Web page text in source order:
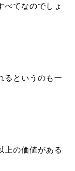
べてなのでしょ
るというのも一
上の価値がある